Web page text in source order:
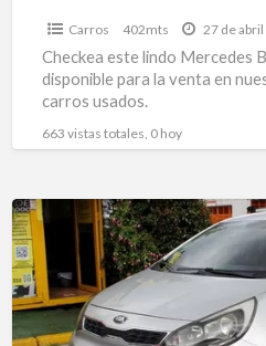
Carros 402mts 27 de
Checkea este lindo Mercedes
disponible para la venta en
carros usados.
663 vistas totales, 0 hoy
Kia
Rio
1,250
Spice